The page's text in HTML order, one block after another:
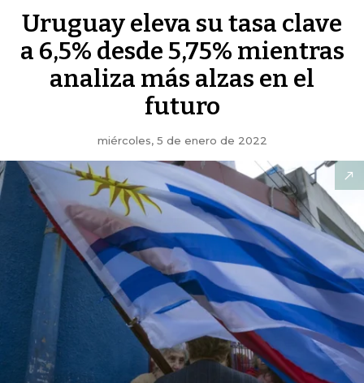
Uruguay eleva su tasa clave
a 6,5% desde 5,75% mientras
analiza más alzas en el
futuro
miércoles, 5 de enero de 2022